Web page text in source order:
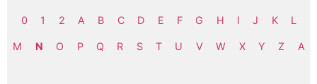
0 1 2 A B C D E F G H I J K L
M N O P Q R S T U V W X Y Z Α